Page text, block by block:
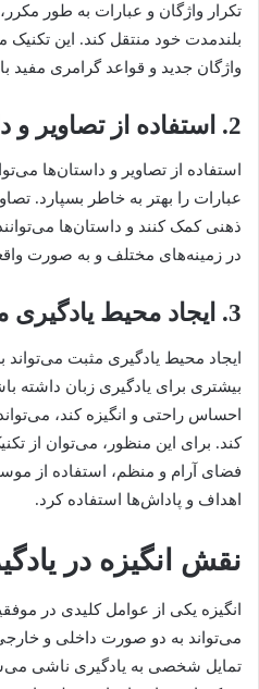
تکرار واژگان و عبارات به طور
بلندمدت خود منتقل کند. این
واژگان جدید و قواعد گرامری مفید
2. استفاده از تصاویر و داستان‌ها
استفاده از تصاویر و داستان‌ها
عبارات را بهتر به خاطر بسپارد.
ذهنی کمک کنند و داستان‌ها
در زمینه‌های مختلف و به صورت
3. ایجاد محیط یادگیری مثبت
ایجاد محیط یادگیری مثبت می‌تواند
بیشتری برای یادگیری زبان داشته
احساس راحتی و انگیزه کند،
کند. برای این منظور، می‌توان از
فضای آرام و منظم، استفاده از
اهداف و پاداش‌ها استفاده کرد.
نقش انگیزه در
انگیزه یکی از عوامل کلیدی در
می‌تواند به دو صورت داخلی و
تمایل شخصی به یادگیری ناشی